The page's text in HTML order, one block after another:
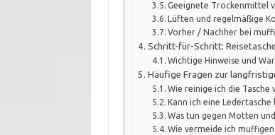
Geeignete Trockenmittel
Lüften und regelmäßige
Vorher / Nachher bei
Schritt-für-Schritt:
Wichtige Hinweise und
Häufige Fragen zur
Wie reinige ich die Tasche
Kann ich eine
Was tun gegen Motten
Wie vermeide ich muffigen